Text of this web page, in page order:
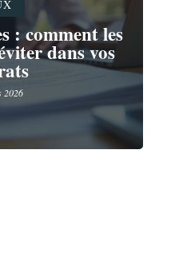
: comment les
dans vos
2026